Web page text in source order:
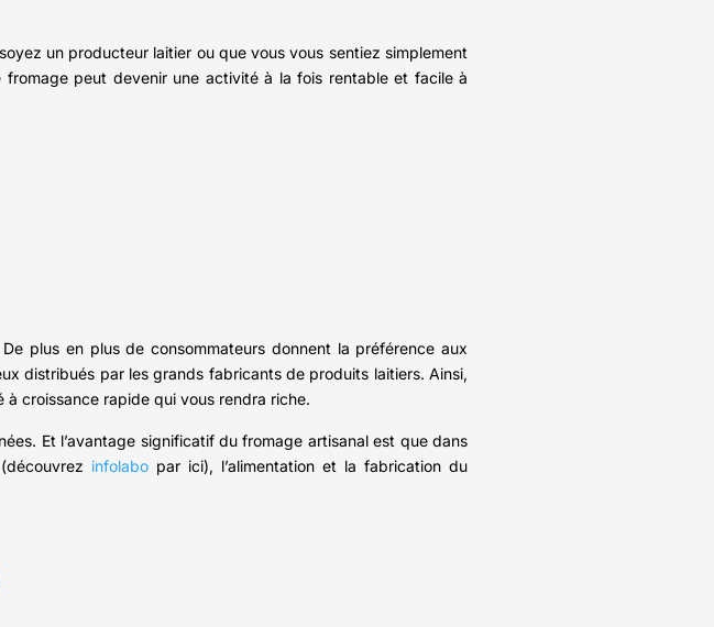
un producteur laitier ou que vous vous sentiez simplement
peut devenir une activité à la fois rentable et facile à
plus en plus de consommateurs donnent la préférence aux
distribués par les grands fabricants de produits laitiers. Ainsi,
à croissance rapide qui vous rendra riche.
Et l’avantage significatif du fromage artisanal est que dans
infolabo par ici), l’alimentation et la fabrication du